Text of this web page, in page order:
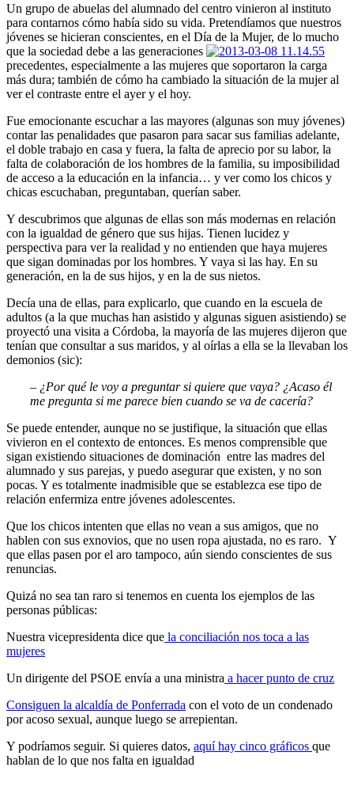
Un grupo de abuelas del alumnado del centro vinieron al instituto
para contarnos cómo había sido su vida. Pretendíamos que nuestros
jóvenes se hicieran conscientes, en el Día de la Mujer, de lo mucho
que la sociedad debe a las generaciones
precedentes, especialmente a las mujeres que soportaron la carga
más dura; también de cómo ha cambiado la situación de la mujer al
ver el contraste entre el ayer y el hoy.
Fue emocionante escuchar a las mayores (algunas son muy jóvenes)
contar las penalidades que pasaron para sacar sus familias adelante,
el doble trabajo en casa y fuera, la falta de aprecio por su labor, la
falta de colaboración de los hombres de la familia, su imposibilidad
de acceso a la educación en la infancia… y ver como los chicos y
chicas escuchaban, preguntaban, querían saber.
Y descubrimos que algunas de ellas son más modernas en relación
con la igualdad de género que sus hijas. Tienen lucidez y
perspectiva para ver la realidad y no entienden que haya mujeres
que sigan dominadas por los hombres. Y vaya si las hay. En su
generación, en la de sus hijos, y en la de sus nietos.
Decía una de ellas, para explicarlo, que cuando en la escuela de
adultos (a la que muchas han asistido y algunas siguen asistiendo) se
proyectó una visita a Córdoba, la mayoría de las mujeres dijeron que
tenían que consultar a sus maridos, y al oírlas a ella se la llevaban los
demonios (sic):
– ¿Por qué le voy a preguntar si quiere que vaya? ¿Acaso él
me pregunta si me parece bien cuando se va de cacería?
Se puede entender, aunque no se justifique, la situación que ellas
vivieron en el contexto de entonces. Es menos comprensible que
sigan existiendo situaciones de dominación entre las madres del
alumnado y sus parejas, y puedo asegurar que existen, y no son
pocas. Y es totalmente inadmisible que se establezca ese tipo de
relación enfermiza entre jóvenes adolescentes.
Que los chicos intenten que ellas no vean a sus amigos, que no
hablen con sus exnovios, que no usen ropa ajustada, no es raro. Y
que ellas pasen por el aro tampoco, aún siendo conscientes de sus
renuncias.
Quizá no sea tan raro si tenemos en cuenta los ejemplos de las
personas públicas:
Nuestra vicepresidenta dice que la conciliación nos toca a las
mujeres
Un dirigente del PSOE envía a una ministra a hacer punto de cruz
Consiguen la alcaldía de Ponferrada con el voto de un condenado
por acoso sexual, aunque luego se arrepientan.
Y podríamos seguir. Si quieres datos, aquí hay cinco gráficos que
hablan de lo que nos falta en igualdad